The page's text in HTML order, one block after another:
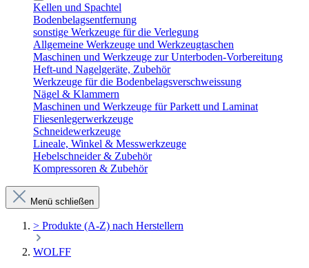
Kellen und Spachtel
Bodenbelagsentfernung
sonstige Werkzeuge für die Verlegung
Allgemeine Werkzeuge und Werkzeugtaschen
Maschinen und Werkzeuge zur Unterboden-Vorbereitung
Heft-und Nagelgeräte, Zubehör
Werkzeuge für die Bodenbelagsverschweissung
Nägel & Klammern
Maschinen und Werkzeuge für Parkett und Laminat
Fliesenlegerwerkzeuge
Schneidewerkzeuge
Lineale, Winkel & Messwerkzeuge
Hebelschneider & Zubehör
Kompressoren & Zubehör
Menü schließen
> Produkte (A-Z) nach Herstellern
WOLFF